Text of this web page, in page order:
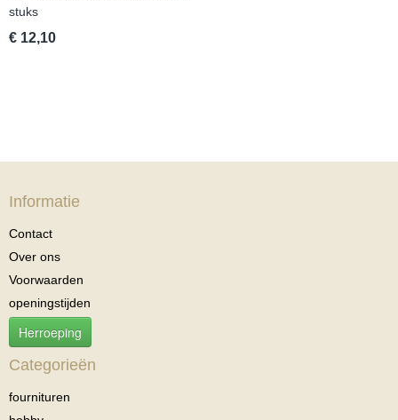
stuks
€ 12,10
Informatie
Contact
Over ons
Voorwaarden
openingstijden
Herroeping
Categorieën
fournituren